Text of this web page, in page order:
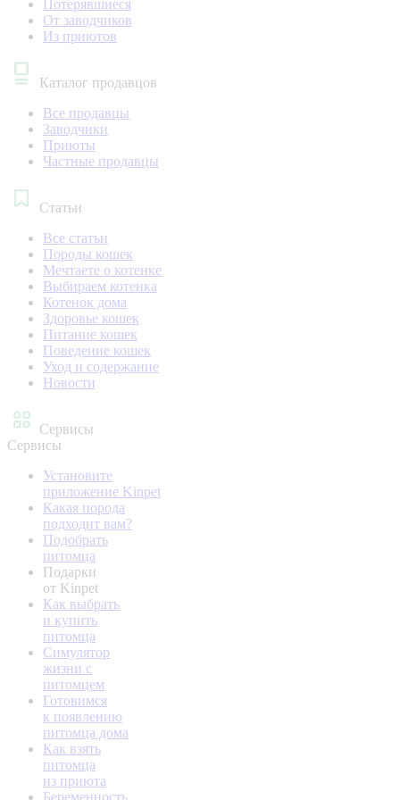
Потерявшиеся
От заводчиков
Из приютов
Каталог продавцов
Все продавцы
Заводчики
Приюты
Частные продавцы
Статьи
Все статьи
Породы кошек
Мечтаете о котенке
Выбираем котенка
Котенок дома
Здоровье кошек
Питание кошек
Поведение кошек
Уход и содержание
Новости
Сервисы
Сервисы
Установите
приложение Kinpet
Какая порода
подходит вам?
Подобрать
питомца
Подарки
от Kinpet
Как выбрать
и купить
питомца
Симулятор
жизни с
питомцем
Готовимся
к появлению
питомца дома
Как взять
питомца
из приюта
Беременность